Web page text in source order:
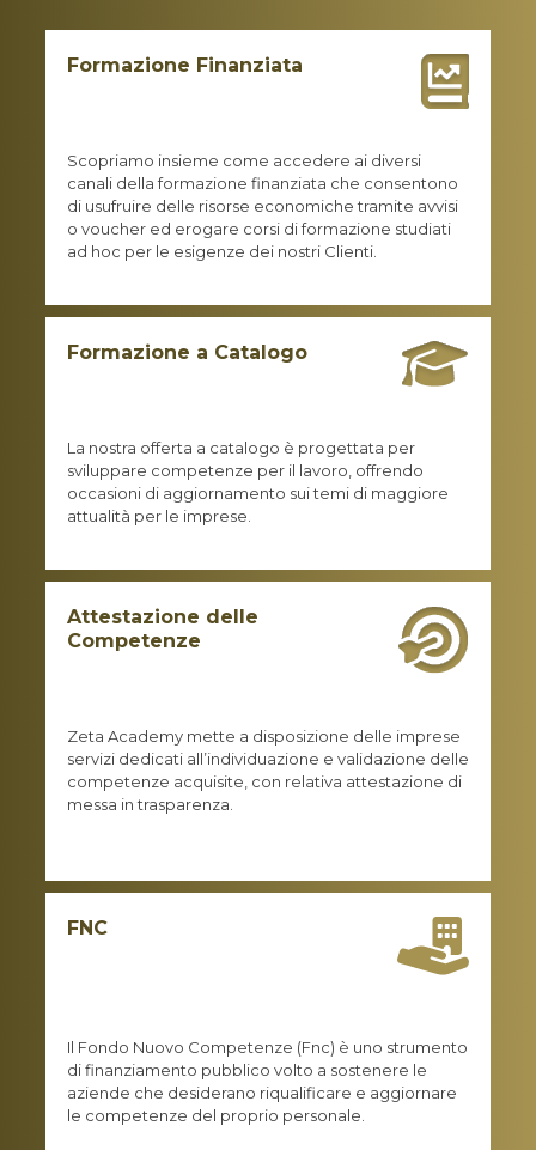
Formazione Finanziata
Scopriamo insieme come accedere ai diversi
canali della formazione finanziata che consentono
di usufruire delle risorse economiche tramite avvisi
o voucher ed erogare corsi di formazione studiati
ad hoc per le esigenze dei nostri Clienti.
Formazione a Catalogo
La nostra offerta a catalogo è progettata per
sviluppare competenze per il lavoro, offrendo
occasioni di aggiornamento sui temi di maggiore
attualità per le imprese.
Attestazione delle
Competenze
Zeta Academy mette a disposizione delle imprese
servizi dedicati all’individuazione e validazione delle
competenze acquisite, con relativa attestazione di
messa in trasparenza.
FNC
Il Fondo Nuovo Competenze (Fnc) è uno strumento
di finanziamento pubblico volto a sostenere le
aziende che desiderano riqualificare e aggiornare
le competenze del proprio personale.